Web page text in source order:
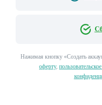
Нажимая кнопку «Создать
оферту,